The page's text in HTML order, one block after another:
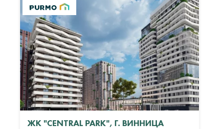
ЖК "CENTRAL PARK", Г. ВИННИЦА